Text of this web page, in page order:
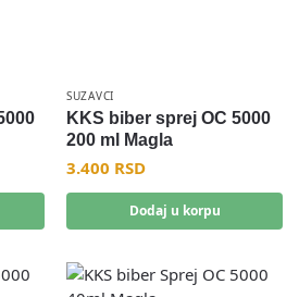
SUZAVCI
KKS biber sprej OC 5000
200 ml Magla
3.400 RSD
Dodaj u korpu